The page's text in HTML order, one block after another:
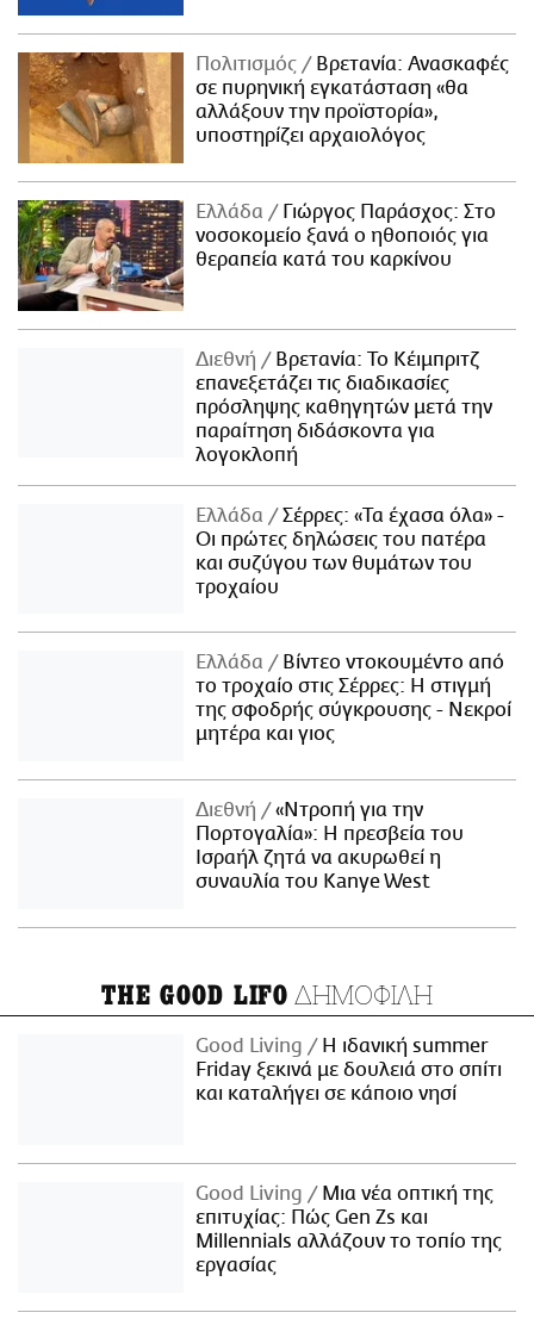
Πολιτισμός
Βρετανία: Ανασκαφές
σε πυρηνική εγκατάσταση «θα
αλλάξουν την προϊστορία»,
υποστηρίζει αρχαιολόγος
Ελλάδα
Γιώργος Παράσχος: Στο
νοσοκομείο ξανά ο ηθοποιός για
θεραπεία κατά του καρκίνου
Διεθνή
Βρετανία: Το Κέιμπριτζ
επανεξετάζει τις διαδικασίες
πρόσληψης καθηγητών μετά την
παραίτηση διδάσκοντα για
λογοκλοπή
Ελλάδα
Σέρρες: «Τα έχασα όλα» -
Οι πρώτες δηλώσεις του πατέρα
και συζύγου των θυμάτων του
τροχαίου
Ελλάδα
Βίντεο ντοκουμέντο από
το τροχαίο στις Σέρρες: Η στιγμή
της σφοδρής σύγκρουσης - Νεκροί
μητέρα και γιος
Διεθνή
«Ντροπή για την
Πορτογαλία»: Η πρεσβεία του
Ισραήλ ζητά να ακυρωθεί η
συναυλία του Kanye West
THE GOOD LIFO ΔΗΜΟΦΙΛΗ
Good Living
Η ιδανική summer
Friday ξεκινά με δουλειά στο σπίτι
και καταλήγει σε κάποιο νησί
Good Living
Μια νέα οπτική της
επιτυχίας: Πώς Gen Zs και
Millennials αλλάζουν το τοπίο της
εργασίας